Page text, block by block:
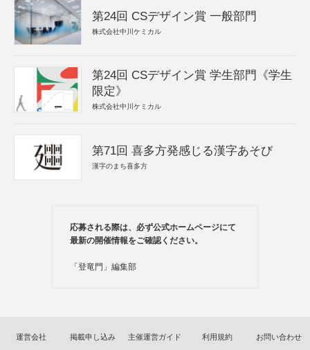
第24回 CSデザイン賞 一般部門
株式会社中川ケミカル
第24回 CSデザイン賞 学生部門《学生
限定》
株式会社中川ケミカル
第71回 喜多方発感じる漢字あそび
漢字のまち喜多方
応募される際は、必ず公式ホームページにて
最新の開催情報をご確認ください。
「登竜門」編集部
運営会社 掲載申し込み 主催運営ガイド 利用規約 お問い合わせ